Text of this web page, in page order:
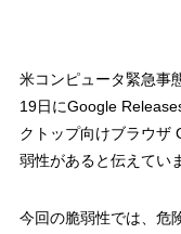
米コンピュータ緊急事
19日にGoogle
クトップ向けブラウ
弱性があると伝えてい
今回の脆弱性では、危